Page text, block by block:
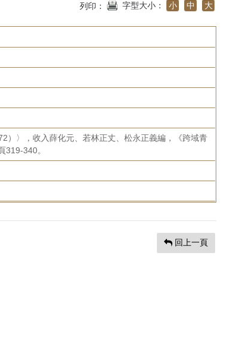
列印： 字型大小： 小 中 大
）〉，收入薛化元、若林正丈、松永正義編，《跨域青
319-340。
回上一頁